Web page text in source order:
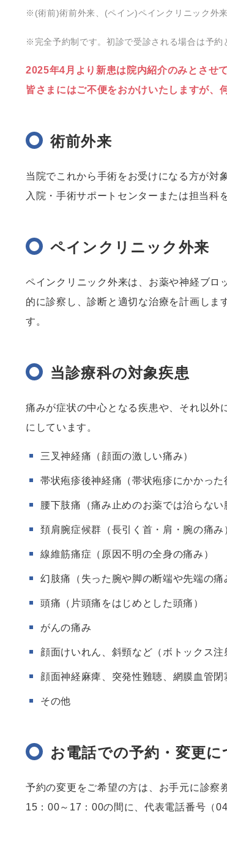
※(術前)術前外来、(ペイン)ペインクリニック外来
※完全予約制です。初診で受診される場合は予約
2025年4月より新患は院内紹介のみとさせ
皆さまにはご不便をおかけいたしますが、
術前外来
当院でこれから手術をお受けになる方が対
入院・手術サポートセンターまたは担当科
ペインクリニック外来
ペインクリニック外来は、お薬や神経ブロ
的に診察し、診断と適切な治療を計画しま
す。
当診療科の対象疾患
痛みが症状の中心となる疾患や、それ以外
にしています。
三叉神経痛（顔面の激しい痛み）
帯状疱疹後神経痛（帯状疱疹にかかった
腰下肢痛（痛み止めのお薬では治らない
頚肩腕症候群（長引く首・肩・腕の痛み
線維筋痛症（原因不明の全身の痛み）
幻肢痛（失った腕や脚の断端や先端の痛
頭痛（片頭痛をはじめとした頭痛）
がんの痛み
顔面けいれん、斜頸など（ボトックス注
顔面神経麻痺、突発性難聴、網膜血管
その他
お電話での予約・変更に
予約の変更をご希望の方は、お手元に診察
15：00～17：00の間に、代表電話番号（